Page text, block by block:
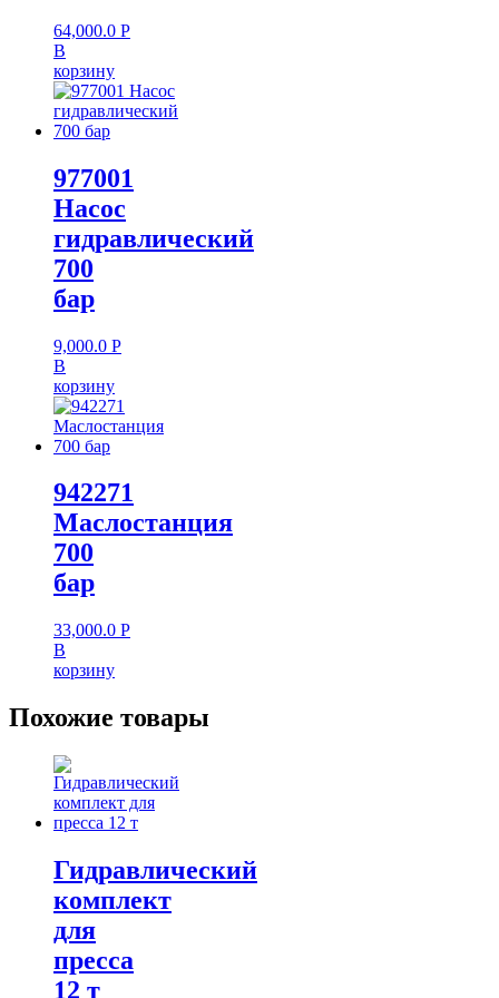
64,000.0 Р
В
корзину
977001
Насос
гидравлический
700
бар
9,000.0 Р
В
корзину
942271
Маслостанция
700
бар
33,000.0 Р
В
корзину
Похожие товары
Гидравлический
комплект
для
пресса
12 т